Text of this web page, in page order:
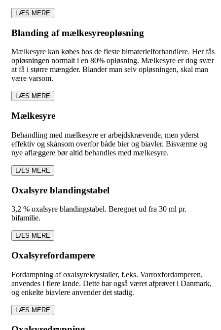
LÆS MERE
Blanding af mælkesyreopløsning
Mælkesyre kan købes hos de fleste bimaterielforhandlere. Her fås
opløsningen normalt i en 80% opløsning. Mælkesyre er dog svær
at få i større mængder. Blander man selv opløsningen, skal man
være varsom.
LÆS MERE
Mælkesyre
Behandling med mælkesyre er arbejdskrævende, men yderst
effektiv og skånsom overfor både bier og biavler. Bisværme og
nye aflæggere bør altid behandles med mælkesyre.
LÆS MERE
Oxalsyre blandingstabel
3,2 % oxalsyre blandingstabel. Beregnet ud fra 30 ml pr.
bifamilie.
LÆS MERE
Oxalsyrefordampere
Fordampning af oxalsyrekrystaller, f.eks. Varroxfordamperen,
anvendes i flere lande. Dette har også været afprøvet i Danmark,
og enkelte biavlere anvender det stadig.
LÆS MERE